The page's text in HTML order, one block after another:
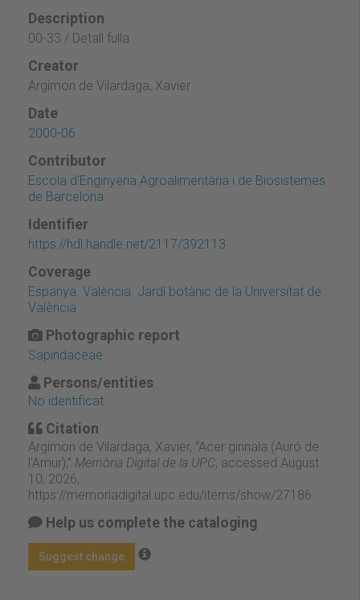
Description
00-33 / Detall fulla
Creator
Argimon de Vilardaga, Xavier
Date
2000-06
Contributor
Escola d'Enginyeria Agroalimentària i de Biosistemes
de Barcelona
Identifier
https://hdl.handle.net/2117/392113
Coverage
Espanya. València. Jardí botànic de la Universitat de
València
Photographic report
Sapindaceae
Persons/entities
No identificat
Citation
Argimon de Vilardaga, Xavier, “Acer ginnala (Auró de
l'Amur),” Memòria Digital de la UPC, accessed August
10, 2026,
https://memoriadigital.upc.edu/items/show/27186
Help us complete the cataloging
Suggest change